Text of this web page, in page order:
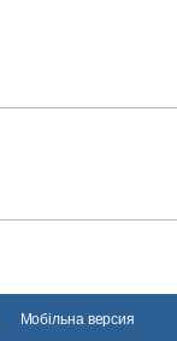
Мобільна версия